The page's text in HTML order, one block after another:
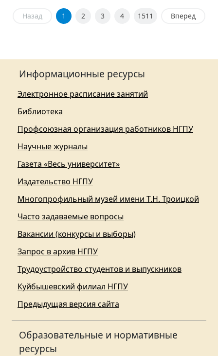
Назад 1 2 3 4 1511 Вперед
Информационные ресурсы
Электронное расписание занятий
Библиотека
Профсоюзная организация работников НГПУ
Научные журналы
Газета «Весь университет»
Издательство НГПУ
Многопрофильный музей имени Т.Н. Троицкой
Часто задаваемые вопросы
Вакансии (конкурсы и выборы)
Запрос в архив НГПУ
Трудоустройство студентов и выпускников
Куйбышевский филиал НГПУ
Предыдущая версия сайта
Образовательные и нормативные
ресурсы